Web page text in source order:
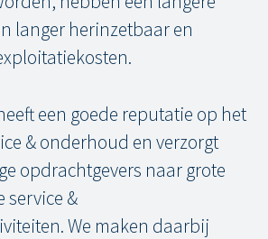
langer herinzetbaar en
een goede reputatie op het
& onderhoud en verzorgt
opdrachtgevers naar grote
service &
We maken daarbij